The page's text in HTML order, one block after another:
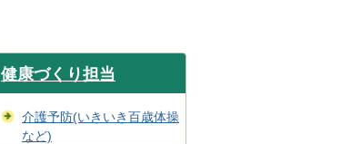
健康づくり担当
介護予防(いきいき百歳体操
など)